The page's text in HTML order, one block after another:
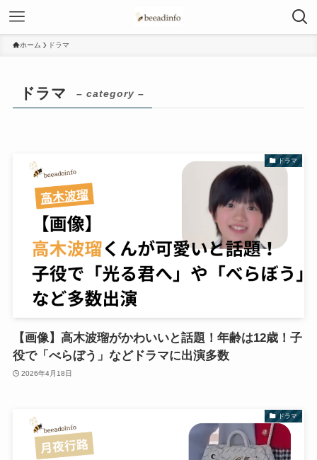
ホーム ドラマ
ドラマ – category –
ドラマ
【画像】高木波瑠がかわいいと話題！年齢は12歳！子
役で「べらぼう」などドラマに出演多数
2026年4月18日
ドラマ